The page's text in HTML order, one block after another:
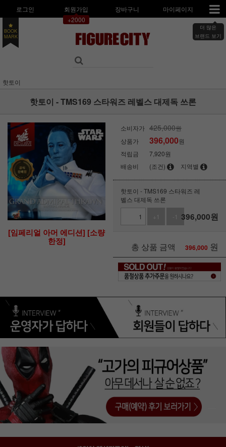
로그인
회원가입
+2000
장바구니 마이페이지
더 많은
브랜드 보기
BOOK
MARK
핫토이
핫토이 - TMS169 스타워즈 레벨스 대제독 쓰론
[임페리얼 아머 에디션] [소량
한정]
소비자가 425,000원
상품가
396,000원
적립금
7,920원
배송비
(조건) 지역별
핫토이 - TMS169 스타워즈 레
벨스 대제독 쓰론
+1
-1 396,000원
총 상품 금액 396,000 원